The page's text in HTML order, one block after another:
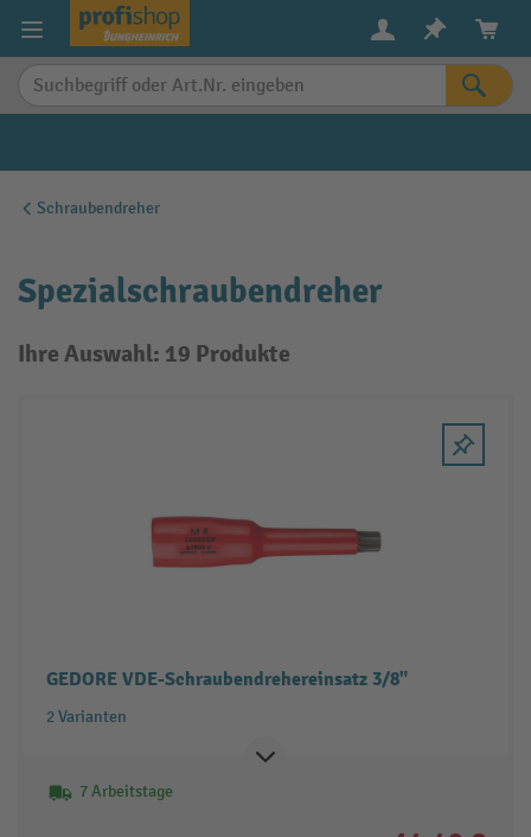
springen
Schraubendreher
Spezialschraubendreher
Ihre Auswahl: 19 Produkte
GEDORE VDE-Schraubendrehereinsatz 3/8"
2 Varianten
7 Arbeitstage